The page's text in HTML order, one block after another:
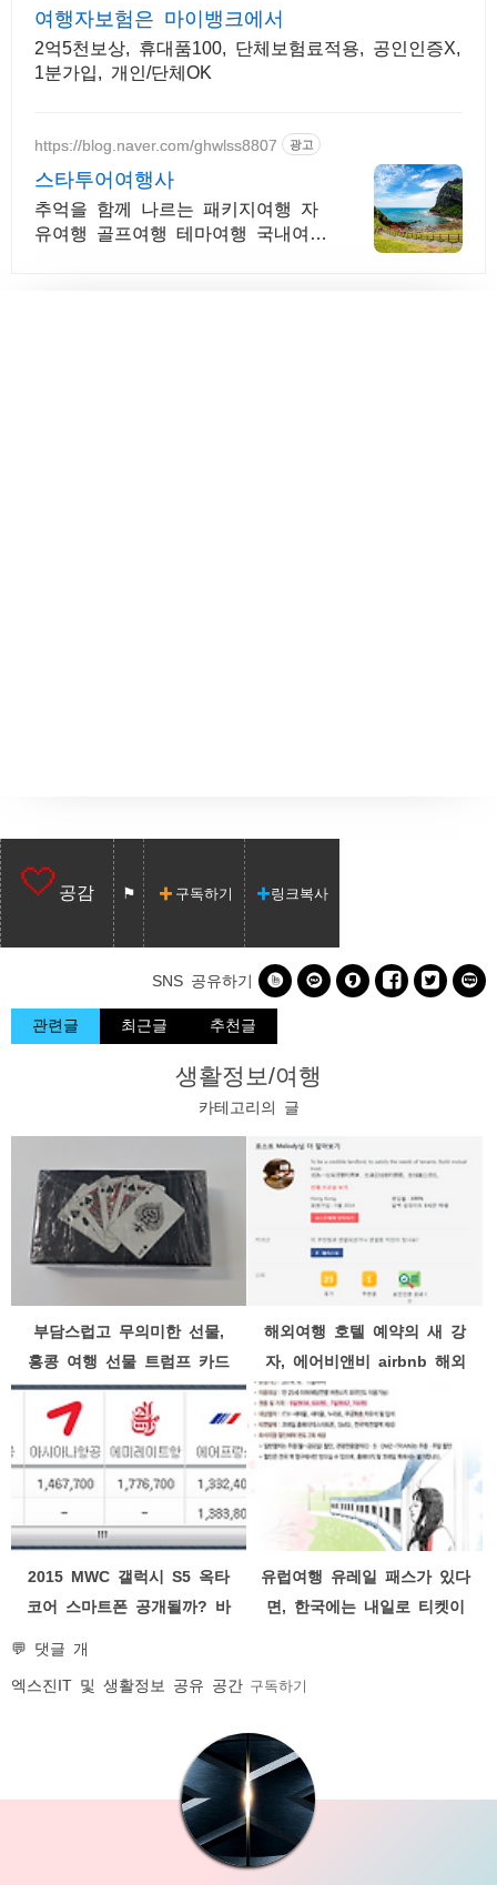
여행자보험은 마이뱅크에서
2억5천보상, 휴대품100, 단체보험료적용, 공인인증X,
1분가입, 개인/단체OK
https://blog.naver.com/ghwlss8807 광고
스타투어여행사
추억을 함께 나르는 패키지여행 자
유여행 골프여행 테마여행 국내여행
공감 구독하기 링크복사
SNS 공유하기      
관련글 최근글 추천글
생활정보/여행
카테고리의 글
부담스럽고 무의미한 선물,
홍콩 여행 선물 트럼프 카드
주사위 세트
해외여행 호텔 예약의 새 강
자, 에어비앤비 airbnb 해외
숙소 아파트 민박
2015 MWC 갤럭시 S5 옥타
코어 스마트폰 공개될까? 바
유럽여행 유레일 패스가 있다
면, 한국에는 내일로 티켓이
💬 댓글 개
엑스진 IT 및 생활정보 공유 공간 구독하기